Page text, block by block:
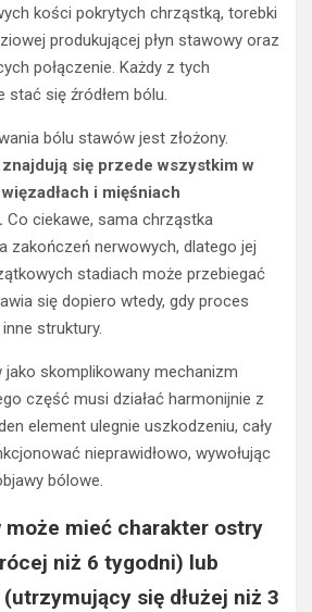
kości pokrytych chrząstką, torebki
produkującej płyn stawowy oraz
połączenie. Każdy z tych
się źródłem bólu.
bólu stawów jest złożony.
się przede wszystkim w
i mięśniach
Co ciekawe, sama chrząstka
zakończeń nerwowych, dlatego jej
stadiach może przebiegać
się dopiero wtedy, gdy proces
struktury.
skomplikowany mechanizm
część musi działać harmonijnie z
element ulegnie uszkodzeniu, cały
nieprawidłowo, wywołując
bólowe.
może mieć charakter ostry
niż 6 tygodni) lub
(utrzymujący się dłużej niż 3